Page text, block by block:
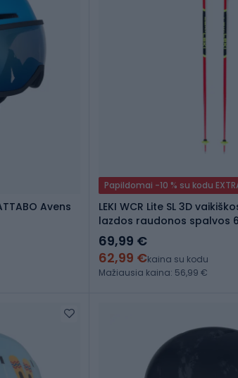
Avens
Papildomai -10 % su kodu
LEKI WCR Lite SL 3D
lazdos raudonos spalvos
69,99 €
62,99 €kaina su kodu
Mažiausia kaina: 56,99 €